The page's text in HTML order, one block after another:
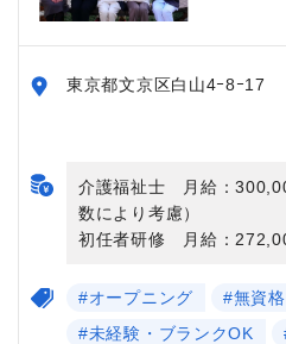
東京都文京区白山4ｰ8ｰ17
介護福祉士 月給：
数により考慮）
初任者研修 月給：
#オープニング
#無資
#未経験・ブランクOK